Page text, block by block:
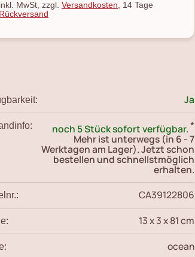
inkl. MwSt, zzgl. Versandkosten, 14 Tage
Rückversand
Ja
noch 5 Stück sofort verfügbar.*
Mehr ist unterwegs (in 6 - 7
Werktagen am Lager). Jetzt schon
bestellen und schnellstmöglich
erhalten.
CA39122806
13 x 3 x 81 cm
ocean